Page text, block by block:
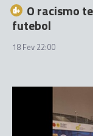
O racismo
futebol
18 Fev 22:00